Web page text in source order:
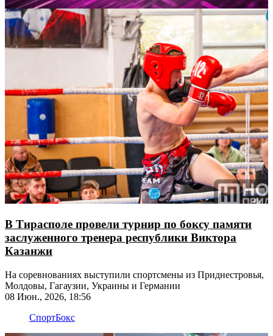
В Тирасполе провели турнир по боксу памяти
заслуженного тренера республики Виктора
Казанжи
На соревнованиях выступили спортсмены из Приднестровья,
Молдовы, Гагаузии, Украины и Германии
08 Июн., 2026, 18:56
СпортБокс